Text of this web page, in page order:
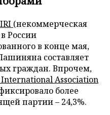
IRI (некоммерческая
России
в конце мая,
составляет
граждан. Впрочем,
Association
более
партии – 24,3%.